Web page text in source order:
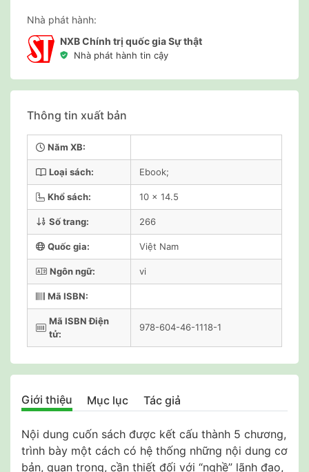
Nhà phát hành:
NXB Chính trị quốc gia Sự thật
Nhà phát hành tin cậy
Thông tin xuất bản
Năm XB:
Loại sách: Ebook;
Khổ sách: 10 x 14.5
Số trang: 266
Quốc gia: Việt Nam
Ngôn ngữ: vi
Mã ISBN:
Mã ISBN Điện
tử:
978-604-46-1118-1
Giới thiệu Mục lục Tác giả
Nội dung cuốn sách được kết cấu thành 5 chương,
trình bày một cách có hệ thống những nội dung cơ
bản, quan trọng, cần thiết đối với “nghề” lãnh đạo,